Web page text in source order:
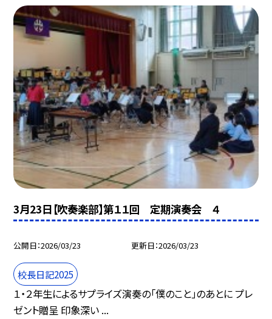
3月23日【吹奏楽部】第１１回 定期演奏会 ４
公開日 2026/03/23 更新日 2026/03/23
校長日記2025
１・２年生によるサプライズ演奏の「僕のこと」のあとに プレ
ゼント贈呈 印象深い ...